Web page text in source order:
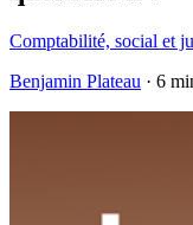
Comptabilité, social et
Benjamin Plateau · 6